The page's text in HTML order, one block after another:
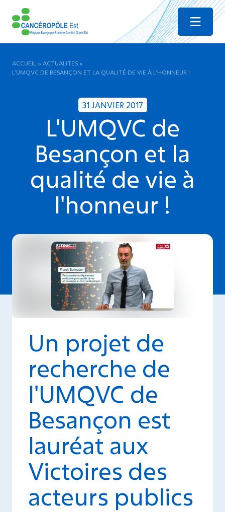
Menu
ACCUEIL » ACTUALITES »
L’UMQVC DE BESANÇON ET LA QUALITÉ DE VIE À L’HONNEUR !
31 JANVIER 2017
L'UMQVC de
Besançon et la
qualité de vie à
l'honneur !
Un projet de
recherche de
l'UMQVC de
Besançon est
lauréat aux
Victoires des
acteurs publics